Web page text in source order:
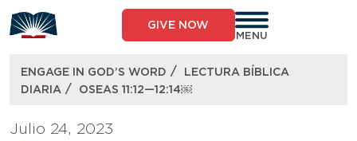
to
content
GIVE NOW
MENU
ENGAGE IN GOD’S WORD /
LECTURA BÍBLICA
DIARIA / OSEAS 11:12—12:14￼
Julio 24, 2023